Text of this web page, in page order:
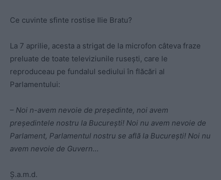
Ce cuvinte sfinte rostise Ilie Bratu?
La 7 aprilie, acesta a strigat de la microfon câteva fraze
preluate de toate televiziunile ruseşti, care le
reproduceau pe fundalul sediului în flăcări al
Parlamentului:
– Noi n-avem nevoie de preşedinte, noi avem
preşedintele nostru la Bucureşti! Noi nu avem nevoie de
Parlament, Parlamentul nostru se află la Bucureşti! Noi nu
avem nevoie de Guvern…
Ş.a.m.d.